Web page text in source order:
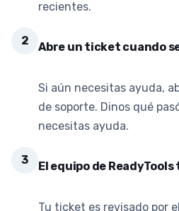
recientes.
2 Abre un ticket cuando
Si aún necesitas ayuda,
de soporte. Dinos qué
necesitas ayuda.
3 El equipo de
Tu ticket es revisado por